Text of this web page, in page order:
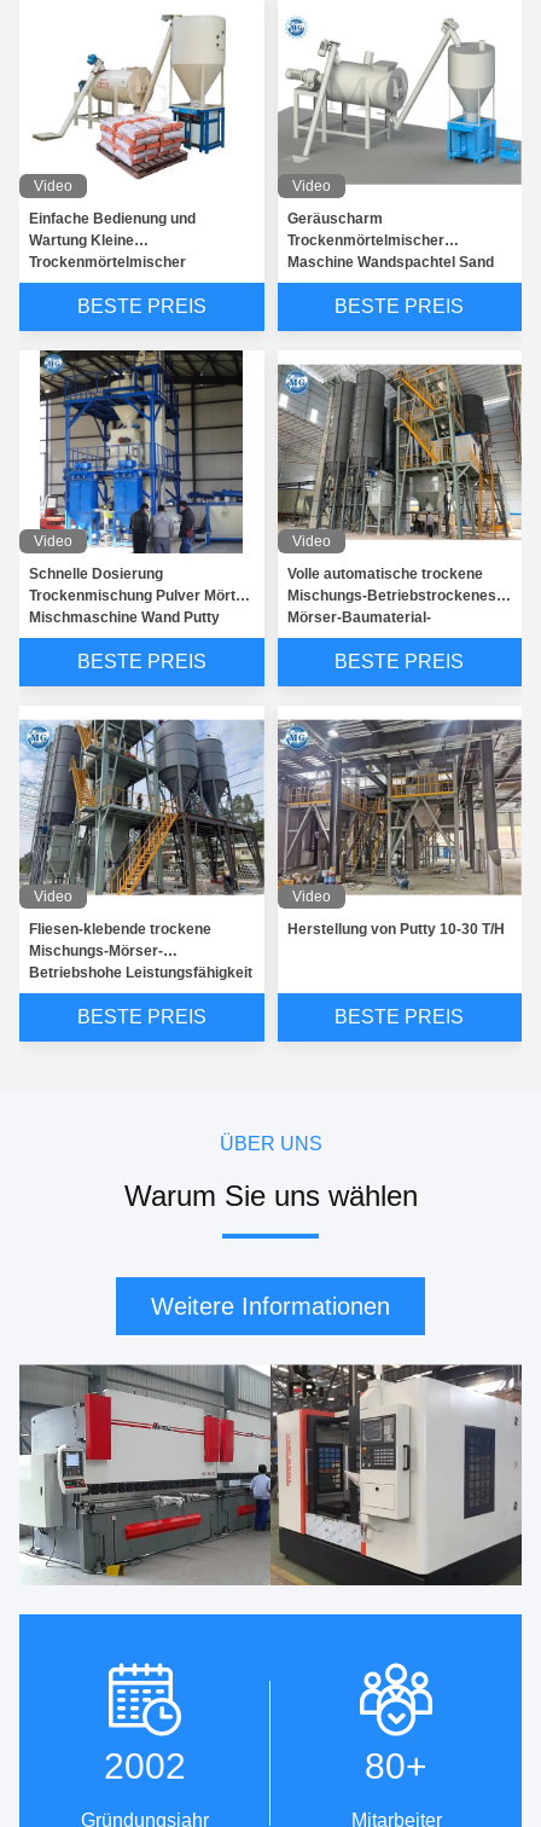
Video
Einfache Bedienung und
Wartung Kleine
Trockenmörtelmischer
Maschine Wandspachtel
Glättspachtel Fliesenkleber
Kleber Mörtel Produktionslinie
BESTE PREIS
Video
Geräuscharm
Trockenmörtelmischer
Maschine Wandspachtel Sand
Zement Bodenfliesenkleber
Mörtel Produktionsanlage zu
verkaufen
BESTE PREIS
Video
Schnelle Dosierung
Trockenmischung Pulver Mörtel
Mischmaschine Wand Putty
Sand Zement Gipsmischer
Fliesen Kleber Flut
Produktionslinie
BESTE PREIS
Video
Volle automatische trockene
Mischungs-Betriebstrockenes
Mörser-Baumaterial-
Maschinerie CER ISO9001
BESTE PREIS
Video
Fliesen-klebende trockene
Mischungs-Mörser-
Betriebshohe Leistungsfähigkeit
mit elektrischem Schaltschrank
BESTE PREIS
Video
Herstellung von Putty 10-30 T/H
BESTE PREIS
ÜBER UNS
Warum Sie uns wählen
Weitere Informationen
2002
Gründungsjahr
80+
Mitarbeiter